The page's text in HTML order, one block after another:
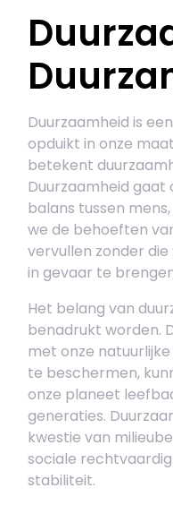
Duurzaamheid is
opduikt in onze
betekent
Duurzaamheid
balans tussen
we de behoeften
vervullen zonder
in gevaar te
Het belang van
benadrukt worden.
met onze
te beschermen,
onze planeet
generaties.
kwestie van
sociale
stabiliteit.